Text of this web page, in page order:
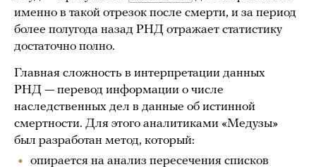
именно в такой отрезок после смерти, и за период
более полугода назад РНД отражает статистику
достаточно полно.
Главная сложность в интерпретации данных
РНД — перевод информации о числе
наследственных дел в данные об истинной
смертности. Для этого аналитиками «Медузы»
был разработан метод, который:
опирается на анализ пересечения списков